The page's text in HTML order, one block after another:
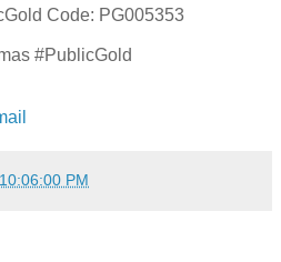
Code: PG005353
#PublicGold
PM